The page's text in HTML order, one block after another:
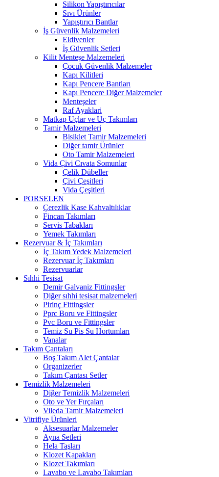
Silikon Yapıştırıcılar
Sıvı Ürünler
Yapıştırıcı Bantlar
İş Güvenlik Malzemeleri
Eldivenler
İş Güvenlik Setleri
Kilit Menteşe Malzemeleri
Çocuk Güvenlik Malzemeler
Kapı Kilitleri
Kapı Pencere Bantları
Kapı Pencere Diğer Malzemeler
Menteşeler
Raf Ayaklari
Matkap Uçlar ve Uç Takımları
Tamir Malzemeleri
Bisiklet Tamir Malzemeleri
Diğer tamir Ürünler
Oto Tamir Malzemeleri
Vida Çivi Cıvata Somunlar
Çelik Dübeller
Çivi Çeşitleri
Vida Çeşitleri
PORSELEN
Çerezlik Kase Kahvaltılıklar
Fincan Takımları
Servis Tabakları
Yemek Takımları
Rezervuar & İç Takımları
İç Takım Yedek Malzemeleri
Rezervuar İç Takımları
Rezervuarlar
Sıhhi Tesisat
Demir Galvaniz Fittingsler
Diğer sıhhi tesisat malzemeleri
Pirinç Fittingsler
Pprc Boru ve Fittingsler
Pvc Boru ve Fittingsler
Temiz Su Pis Su Hortumları
Vanalar
Takım Çantaları
Boş Takım Alet Çantalar
Organizerler
Takım Çantası Setler
Temizlik Malzemeleri
Diğer Temizlik Malzemeleri
Oto ve Yer Fırçaları
Vileda Tamir Malzemeleri
Vitrifiye Ürünleri
Aksesuarlar Malzemeler
Ayna Setleri
Hela Taşları
Klozet Kapakları
Klozet Takımları
Lavabo ve Lavabo Takımları